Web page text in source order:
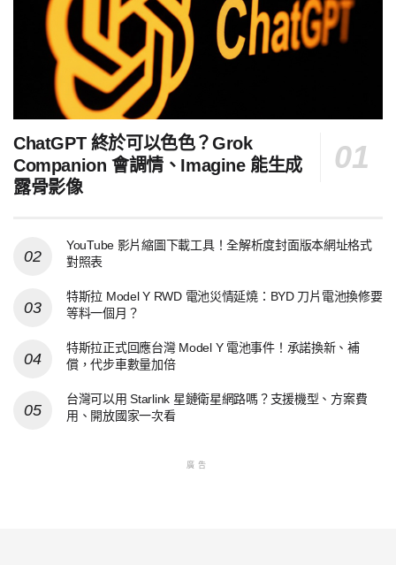
ChatGPT 終於可以色色？Grok
Companion 會調情、Imagine 能生成
露骨影像
YouTube 影片縮圖下載工具！全解析度封面版本網址格式
對照表
特斯拉 Model Y RWD 電池災情延燒：BYD 刀片電池換修要
等料一個月？
特斯拉正式回應台灣 Model Y 電池事件！承諾換新、補
償，代步車數量加倍
台灣可以用 Starlink 星鏈衛星網路嗎？支援機型、方案費
用、開放國家一次看
廣告